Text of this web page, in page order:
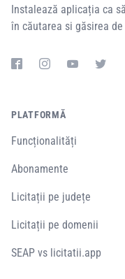
Instalează aplicația ca
în căutarea si găsirea
PLATFORMĂ
Funcționalități
Abonamente
Licitații pe județe
Licitații pe domenii
SEAP vs licitatii.app